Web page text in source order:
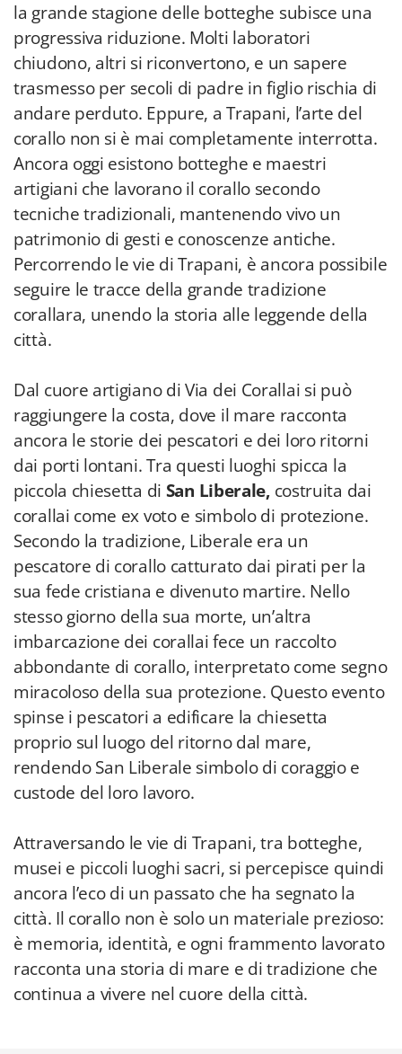
la grande stagione delle botteghe subisce una
progressiva riduzione. Molti laboratori
chiudono, altri si riconvertono, e un sapere
trasmesso per secoli di padre in figlio rischia di
andare perduto. Eppure, a Trapani, l’arte del
corallo non si è mai completamente interrotta.
Ancora oggi esistono botteghe e maestri
artigiani che lavorano il corallo secondo
tecniche tradizionali, mantenendo vivo un
patrimonio di gesti e conoscenze antiche.
Percorrendo le vie di Trapani, è ancora possibile
seguire le tracce della grande tradizione
corallara, unendo la storia alle leggende della
città.
Dal cuore artigiano di Via dei Corallai si può
raggiungere la costa, dove il mare racconta
ancora le storie dei pescatori e dei loro ritorni
dai porti lontani. Tra questi luoghi spicca la
piccola chiesetta di San Liberale,costruita dai
corallai come ex voto e simbolo di protezione.
Secondo la tradizione, Liberale era un
pescatore di corallo catturato dai pirati per la
sua fede cristiana e divenuto martire. Nello
stesso giorno della sua morte, un’altra
imbarcazione dei corallai fece un raccolto
abbondante di corallo, interpretato come segno
miracoloso della sua protezione. Questo evento
spinse i pescatori a edificare la chiesetta
proprio sul luogo del ritorno dal mare,
rendendo San Liberale simbolo di coraggio e
custode del loro lavoro.
Attraversando le vie di Trapani, tra botteghe,
musei e piccoli luoghi sacri, si percepisce quindi
ancora l’eco di un passato che ha segnato la
città. Il corallo non è solo un materiale prezioso:
è memoria, identità, e ogni frammento lavorato
racconta una storia di mare e di tradizione che
continua a vivere nel cuore della città.